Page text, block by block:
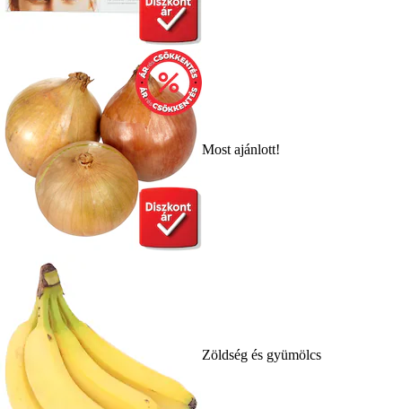
Most ajánlott!
Zöldség és gyümölcs